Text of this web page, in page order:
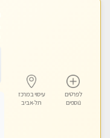
לפרטים
נוספים
עיסוי במרכז
תל-אביב